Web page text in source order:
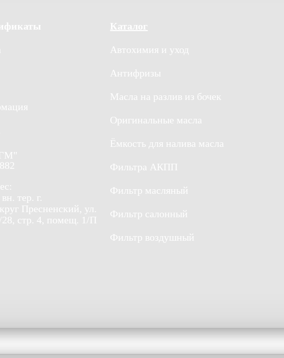
тер. г.
Пресненский, ул.
28, стр. 4, помещ. 1/П
Каталог
Автохимия и уход
Антифризы
Масла на разлив из бочек
Оригинальные масла
Ёмкость для налива масла
Фильтра АКПП
Фильтр масляный
Фильтр салонный
Фильтр воздушный